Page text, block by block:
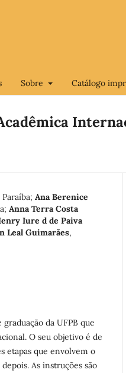
Sobre Catálogo
; Ana Berenice
; Anna Terra Costa
Iure d de Paiva
Leal Guimarães,
da UFPB que
O seu objetivo é de
etapas que envolvem o
As instruções são